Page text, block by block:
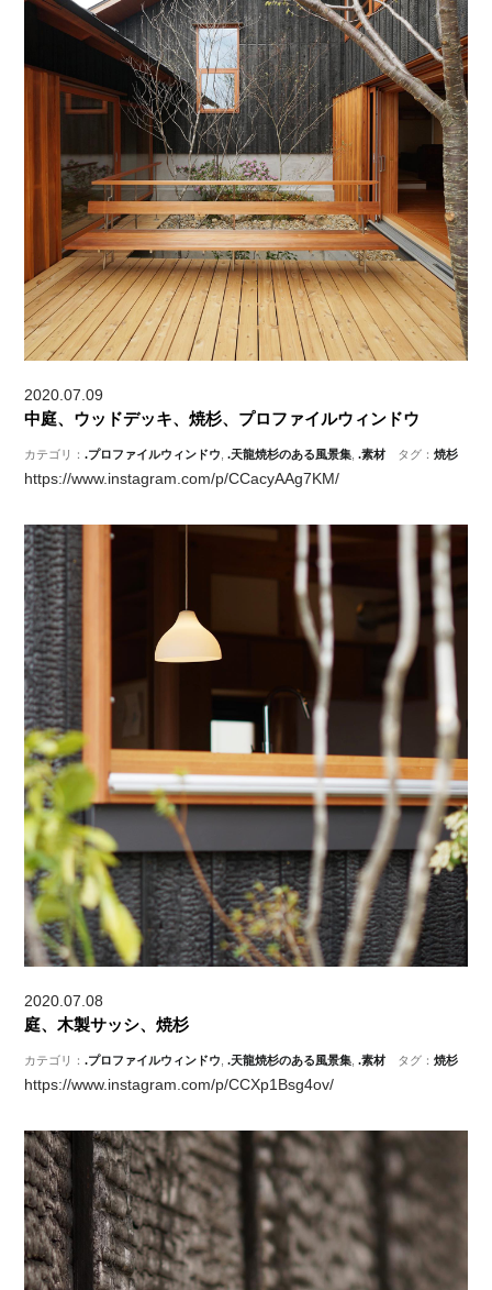
2020.07.09
中庭、ウッドデッキ、焼杉、プロファイルウィンドウ
カテゴリ：.プロファイルウィンドウ ,.天龍焼杉のある風景集 ,.素材 タグ：焼杉
https://www.instagram.com/p/CCacyAAg7KM/
2020.07.08
庭、木製サッシ、焼杉
カテゴリ：.プロファイルウィンドウ,.天龍焼杉のある風景集,.素材 タグ：焼杉
https://www.instagram.com/p/CCXp1Bsg4ov/